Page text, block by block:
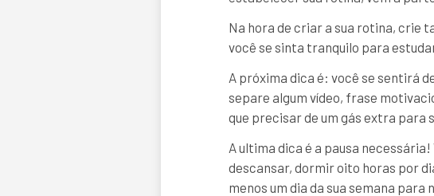
Na hora de criar a sua rotina, crie
você se sinta tranquilo para
A próxima dica é: você se sentirá
separe algum vídeo, frase
que precisar de um gás extra para
A ultima dica é a pausa
descansar, dormir oito horas por
menos um dia da sua semana